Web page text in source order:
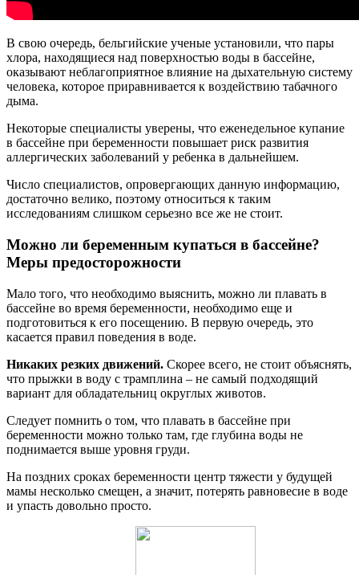
В свою очередь, бельгийские ученые установили, что пары
хлора, находящиеся над поверхностью воды в бассейне,
оказывают неблагоприятное влияние на дыхательную систему
человека, которое приравнивается к воздействию табачного
дыма.
Некоторые специалисты уверены, что еженедельное купание
в бассейне при беременности повышает риск развития
аллергических заболеваний у ребенка в дальнейшем.
Число специалистов, опровергающих данную информацию,
достаточно велико, поэтому относиться к таким
исследованиям слишком серьезно все же не стоит.
Можно ли беременным купаться в бассейне?
Меры предосторожности
Мало того, что необходимо выяснить, можно ли плавать в
бассейне во время беременности, необходимо еще и
подготовиться к его посещению. В первую очередь, это
касается правил поведения в воде.
Никаких резких движений. Скорее всего, не стоит объяснять,
что прыжки в воду с трамплина – не самый подходящий
вариант для обладательниц округлых животов.
Следует помнить о том, что плавать в бассейне при
беременности можно только там, где глубина воды не
поднимается выше уровня груди.
На поздних сроках беременности центр тяжести у будущей
мамы несколько смещен, а значит, потерять равновесие в воде
и упасть довольно просто.